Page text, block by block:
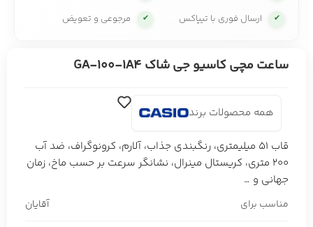
✔ ارسال فوری با تیپاکس ✔ مرجوعی و تعویض
ساعت مچی کاسیو جی شاک GA-100-1A4
همه محصولات برند
قاب 51 میلیمتری، رنگبندی جذاب، آلارم، کرونوگراف، ضد آب
200 متری، کریستال مینرال، نشانگر سرعت بر حسب ماخ، زمان
جهانی و …
مناسب برای آقایان